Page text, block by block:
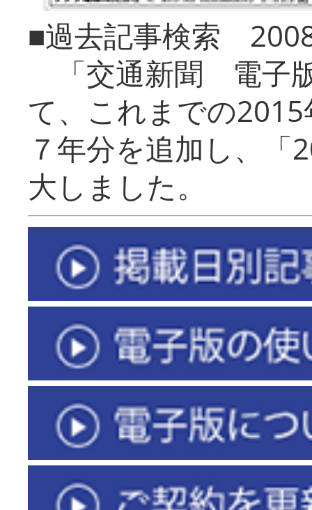
■過去記事検索
「交通新聞 電子
て、これまでの
７年分を追加し、「
大しまし